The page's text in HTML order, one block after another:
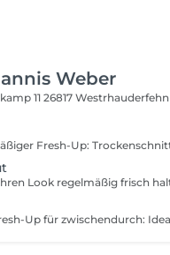
Weber
11 26817 Westrhauderfehn